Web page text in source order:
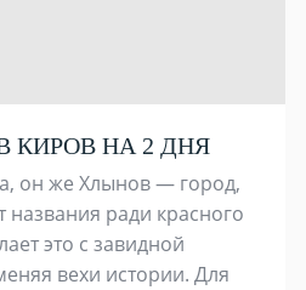
КИРОВ НА 2 ДНЯ
он же Хлынов — город,
названия ради красного
это с завидной
вехи истории. Для